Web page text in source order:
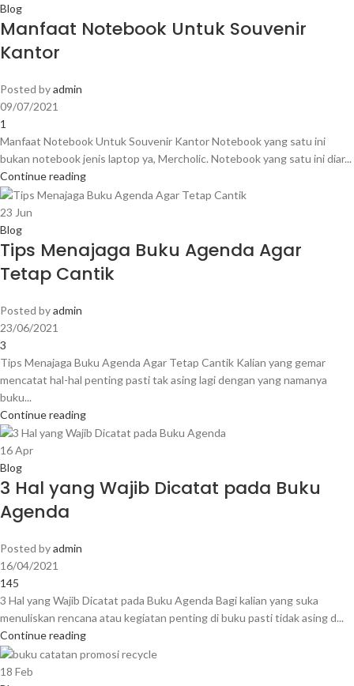
Blog
Manfaat Notebook Untuk Souvenir
Kantor
Posted byadmin
09/07/2021
1
Manfaat Notebook Untuk Souvenir Kantor Notebook yang satu ini
bukan notebook jenis laptop ya, Mercholic. Notebook yang satu ini diar...
Continue reading
23 Jun
Blog
Tips Menajaga Buku Agenda Agar
Tetap Cantik
Posted byadmin
23/06/2021
3
Tips Menajaga Buku Agenda Agar Tetap Cantik Kalian yang gemar
mencatat hal-hal penting pasti tak asing lagi dengan yang namanya
buku...
Continue reading
16Apr
Blog
3 Hal yang Wajib Dicatat pada Buku
Agenda
Posted byadmin
16/04/2021
145
3 Hal yang Wajib Dicatat pada Buku Agenda Bagi kalian yang suka
menuliskan rencana atau kegiatan penting di buku pasti tidak asing d...
Continue reading
18 Feb